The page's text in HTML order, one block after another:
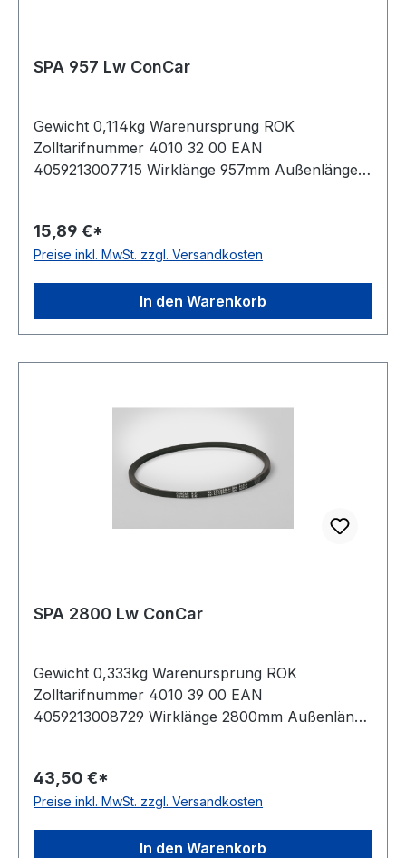
SPA 957 Lw ConCar
Gewicht 0,114kg Warenursprung ROK
Zolltarifnummer 4010 32 00 EAN
4059213007715 Wirklänge 957mm Außenlänge
Norm DIN 7753 Material Neoprene Zugstrang
Polyester Breite 12,7mm Höhe 10mm
15,89 €*
Preise inkl. MwSt. zzgl. Versandkosten
In den Warenkorb
SPA 2800 Lw ConCar
Gewicht 0,333kg Warenursprung ROK
Zolltarifnummer 4010 39 00 EAN
4059213008729 Wirklänge 2800mm Außenlänge
Norm DIN 7753 Material Neoprene Zugstrang
Polyester Breite 12,7mm Höhe 10mm
43,50 €*
Preise inkl. MwSt. zzgl. Versandkosten
In den Warenkorb